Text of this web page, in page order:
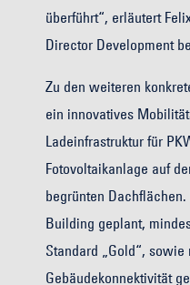
überführt“, erläutert
Director Development
Zu den weiteren
ein innovatives
Ladeinfrastruktur für
Fotovoltaikanlage auf
begrünten
Building geplant,
Standard „Gold“,
Gebäudekonnektivität